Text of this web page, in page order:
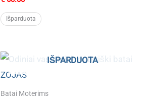
Išparduota
IŠPARDUOTA
Batai Moterims